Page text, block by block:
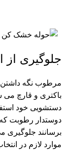
جلوگیری از
مرطوب نگه داشتن
باکتری و قارچ می
دستشویی خود
دوستدار رطوبت که
برسانند جلوگیری
موارد لازم در